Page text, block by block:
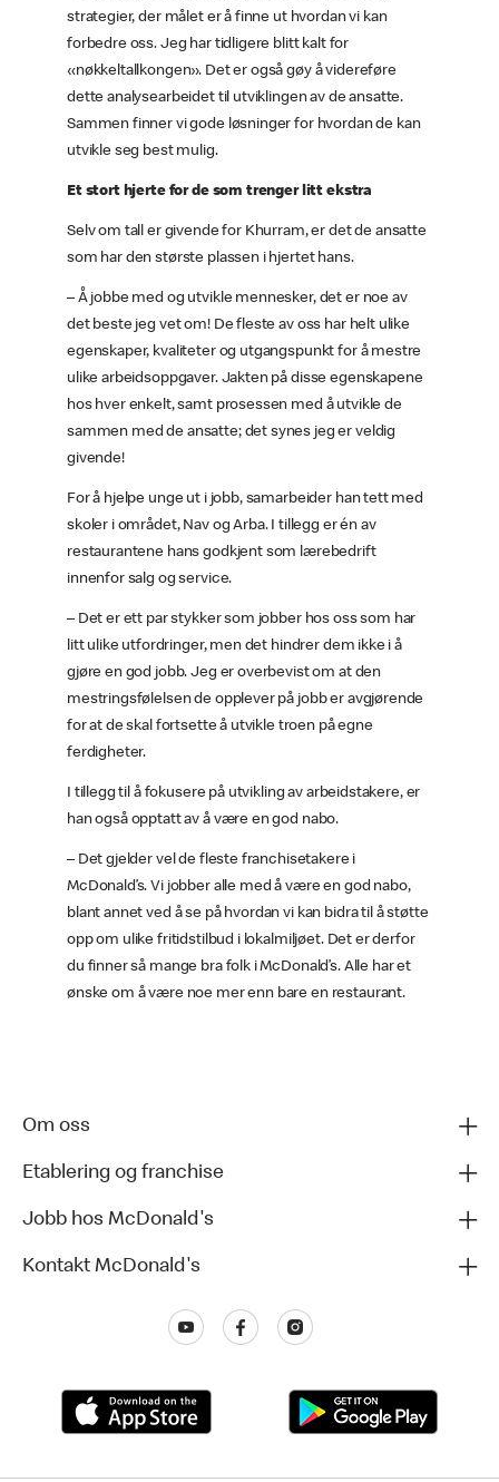
strategier, der målet er å finne ut hvordan vi kan
forbedre oss. Jeg har tidligere blitt kalt for
«nøkkeltallkongen». Det er også gøy å videreføre
dette analysearbeidet til utviklingen av de ansatte.
Sammen finner vi gode løsninger for hvordan de kan
utvikle seg best mulig.
Et stort hjerte for de som trenger litt ekstra
Selv om tall er givende for Khurram, er det de ansatte
som har den største plassen i hjertet hans.
– Å jobbe med og utvikle mennesker, det er noe av
det beste jeg vet om! De fleste av oss har helt ulike
egenskaper, kvaliteter og utgangspunkt for å mestre
ulike arbeidsoppgaver. Jakten på disse egenskapene
hos hver enkelt, samt prosessen med å utvikle de
sammen med de ansatte; det synes jeg er veldig
givende!
For å hjelpe unge ut i jobb, samarbeider han tett med
skoler i området, Nav og Arba. I tillegg er én av
restaurantene hans godkjent som lærebedrift
innenfor salg og service.
– Det er ett par stykker som jobber hos oss som har
litt ulike utfordringer, men det hindrer dem ikke i å
gjøre en god jobb. Jeg er overbevist om at den
mestringsfølelsen de opplever på jobb er avgjørende
for at de skal fortsette å utvikle troen på egne
ferdigheter.
I tillegg til å fokusere på utvikling av arbeidstakere, er
han også opptatt av å være en god nabo.
– Det gjelder vel de fleste franchisetakere i
McDonald’s. Vi jobber alle med å være en god nabo,
blant annet ved å se på hvordan vi kan bidra til å støtte
opp om ulike fritidstilbud i lokalmiljøet. Det er derfor
du finner så mange bra folk i McDonald’s. Alle har et
ønske om å være noe mer enn bare en restaurant.
Om oss
Etablering og franchise
Jobb hos McDonald's
Kontakt McDonald's